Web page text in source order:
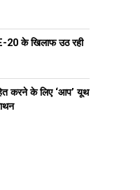
20 के खिलाफ उठ रही
करने के लिए ‘आप’ यूथ